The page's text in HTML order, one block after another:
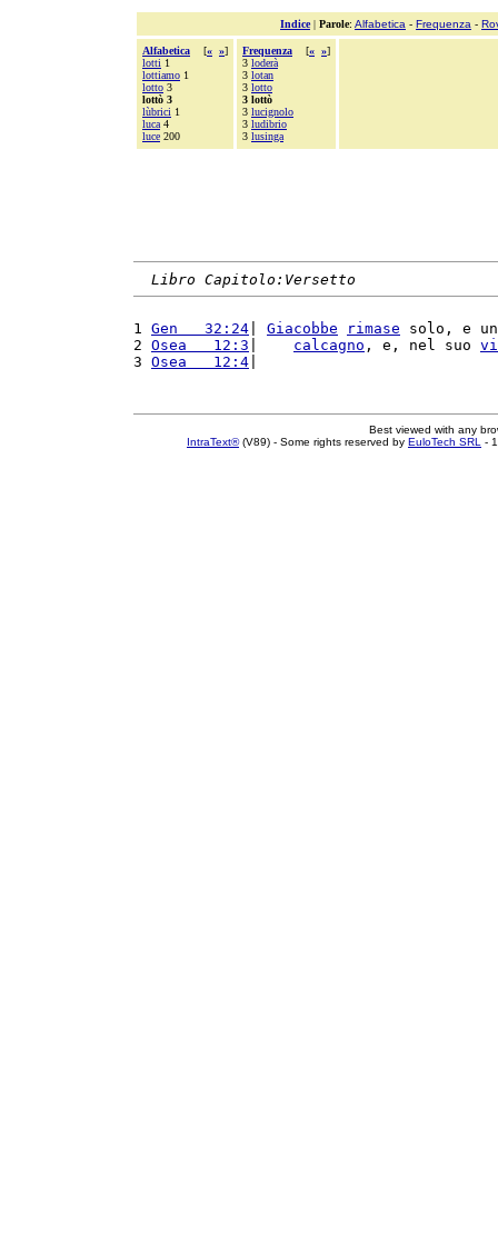
Indice| Parole: Alfabetica - Frequenza -
Alfabetica [« »]
lotti 1
lottiamo 1
lotto 3
lottò 3
lùbrici 1
luca 4
luce 200
Frequenza [« »]
3 loderà
3 lotan
3 lotto
3 lottò
3 lucignolo
3 ludibrio
3 lusinga
Libro Capitolo:Versetto
1 Gen   32:24 Giacobbe rimase solo, e
2 Osea   12:3 calcagno , e, nel suo
3 Osea   12:4
Best viewed with any
IntraText®(V89) - Some rights reserved by EuloTech SRL -